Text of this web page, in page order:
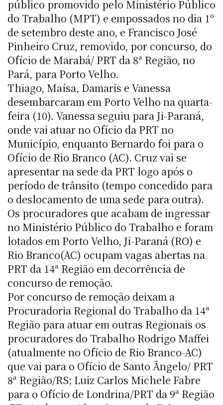
público promovido pelo Ministério Público
do Trabalho (MPT) e empossados no dia 1º
de setembro deste ano, e Francisco José
Pinheiro Cruz, removido, por concurso, do
Ofício de Marabá/ PRT da 8ª Região, no
Pará, para Porto Velho.
Thiago, Maísa, Damaris e Vanessa
desembarcaram em Porto Velho na quarta-
feira (10). Vanessa seguiu para Ji-Paraná,
onde vai atuar no Ofício da PRT no
Município, enquanto Bernardo foi para o
Ofício de Rio Branco (AC). Cruz vai se
apresentar na sede da PRT logo após o
período de trânsito (tempo concedido para
o deslocamento de uma sede para outra).
Os procuradores que acabam de ingressar
no Ministério Público do Trabalho e foram
lotados em Porto Velho, Ji-Paraná (RO) e
Rio Branco(AC) ocupam vagas abertas na
PRT da 14ª Região em decorrência de
concurso de remoção.
Por concurso de remoção deixam a
Procuradoria Regional do Trabalho da 14ª
Região para atuar em outras Regionais os
procuradores do Trabalho Rodrigo Maffei
(atualmente no Ofício de Rio Branco-AC)
que vai para o Ofício de Santo Ângelo/ PRT
8ª Região/RS; Luiz Carlos Michele Fabre
para o Ofício de Londrina/PRT da 9ª Região